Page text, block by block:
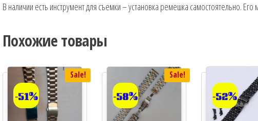
В наличии есть инструмент для съемки – установка ремешка самостоятельно.
Похожие товары
Sale!
-51%
Sale!
-58% -52%